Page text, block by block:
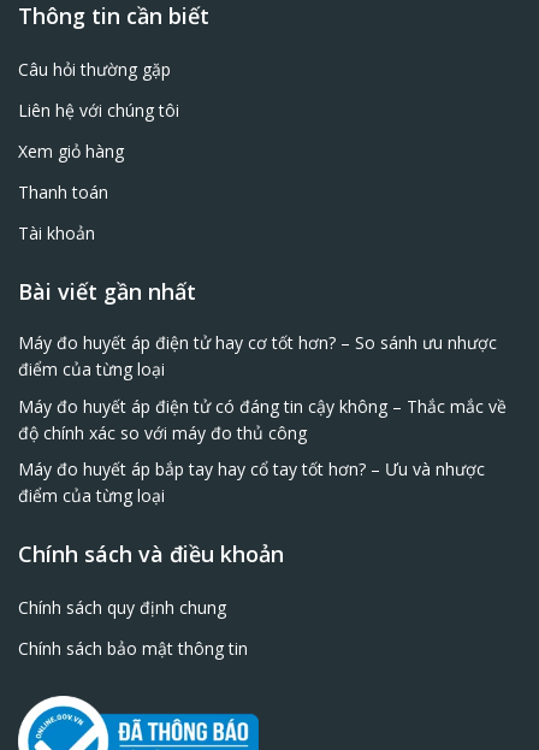
Thông tin cần biết
Câu hỏi thường gặp
Liên hệ với chúng tôi
Xem giỏ hàng
Thanh toán
Tài khoản
Bài viết gần nhất
Máy đo huyết áp điện tử hay cơ tốt hơn? – So sánh ưu nhược
điểm của từng loại
Máy đo huyết áp điện tử có đáng tin cậy không – Thắc mắc về
độ chính xác so với máy đo thủ công
Máy đo huyết áp bắp tay hay cổ tay tốt hơn? – Ưu và nhược
điểm của từng loại
Chính sách và điều khoản
Chính sách quy định chung
Chính sách bảo mật thông tin